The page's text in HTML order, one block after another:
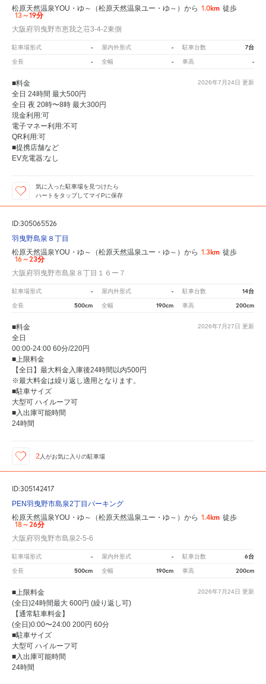
松原天然温泉YOU・ゆ～（松原天然温泉ユー・ゆ～）から 1.0km 徒歩
13～19分
大阪府羽曳野市恵我之荘3-4-2東側
駐車場形式 - 屋内外形式 - 駐車台数 7台
全長 - 全幅 - 車高 -
2026年7月24日 更新
■料金
全日 24時間 最大500円
全日 夜 20時〜8時 最大300円
現金利用:可
電子マネー利用:不可
QR利用:可
■提携店舗など
EV充電器:なし
気に入った駐車場を見つけたら
ハートをタップしてマイPに保存
ID:305065526
羽曳野島泉８丁目
松原天然温泉YOU・ゆ～（松原天然温泉ユー・ゆ～）から 1.3km 徒歩
16～23分
大阪府羽曳野市島泉８丁目１６ー７
駐車場形式 - 屋内外形式 - 駐車台数 14台
全長 500cm 全幅 190cm 車高 200cm
2026年7月27日 更新
■料金
全日
00:00-24:00 60分/220円
■上限料金
【全日】最大料金入庫後24時間以内500円
※最大料金は繰り返し適用となります。
■駐車サイズ
大型可 ハイルーフ可
■入出庫可能時間
24時間
2 人がお気に入りの駐車場
ID:305142417
PEN羽曳野市島泉2丁目パーキング
松原天然温泉YOU・ゆ～（松原天然温泉ユー・ゆ～）から 1.4km 徒歩
18～26分
大阪府羽曳野市島泉2-5-6
駐車場形式 - 屋内外形式 - 駐車台数 6台
全長 500cm 全幅 190cm 車高 200cm
2026年7月24日 更新
■上限料金
(全日)24時間最大 600円 (繰り返し可)
【通常駐車料金】
(全日)0:00〜24:00 200円 60分
■駐車サイズ
大型可 ハイルーフ可
■入出庫可能時間
24時間